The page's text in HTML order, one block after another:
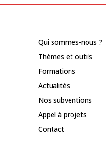
Qui sommes-nous ?
Thèmes et outils
Formations
Actualités
Nos subventions
Appel à projets
Contact